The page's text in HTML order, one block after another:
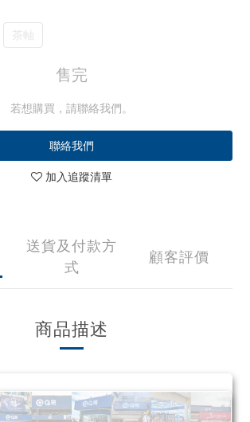
茶軸
售完
若想購買，請聯絡我們。
聯絡我們
加入追蹤清單
送貨及付款方
式
顧客評價
商品描述